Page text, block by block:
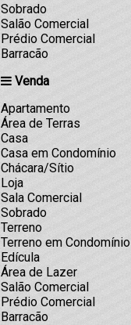
Sobrado
Salão Comercial
Prédio Comercial
Barracão
Venda
Apartamento
Área de Terras
Casa
Casa em Condomínio
Chácara/Sítio
Loja
Sala Comercial
Sobrado
Terreno
Terreno em Condomínio
Edícula
Área de Lazer
Salão Comercial
Prédio Comercial
Barracão